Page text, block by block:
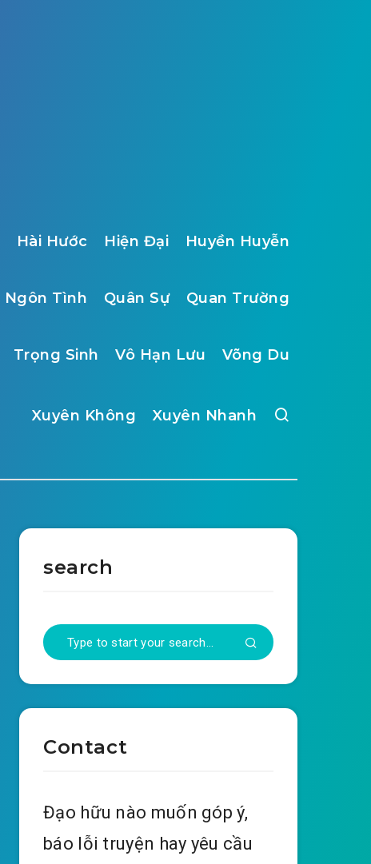
Hài Hước Hiện Đại Huyền Huyễn
Ngôn Tình Quân Sự Quan Trường
Trọng Sinh Vô Hạn Lưu Võng Du
Xuyên Không Xuyên Nhanh
search
Contact
Đạo hữu nào muốn góp ý,
báo lỗi truyện hay yêu cầu